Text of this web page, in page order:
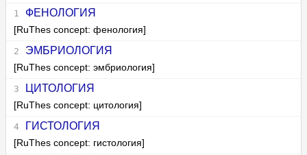
ФЕНОЛОГИЯ
[RuThes concept: фенология]
ЭМБРИОЛОГИЯ
[RuThes concept: эмбриология]
ЦИТОЛОГИЯ
[RuThes concept: цитология]
ГИСТОЛОГИЯ
[RuThes concept: гистология]